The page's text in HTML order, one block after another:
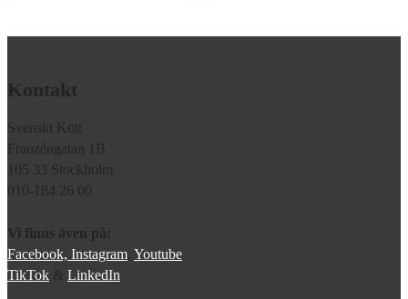
Kontakt
Svenskt Kött
Franzéngatan 1B
105 33 Stockholm
010-184 26 00
Vi finns även på:
Facebook, Instagram Youtube
TikTok & LinkedIn